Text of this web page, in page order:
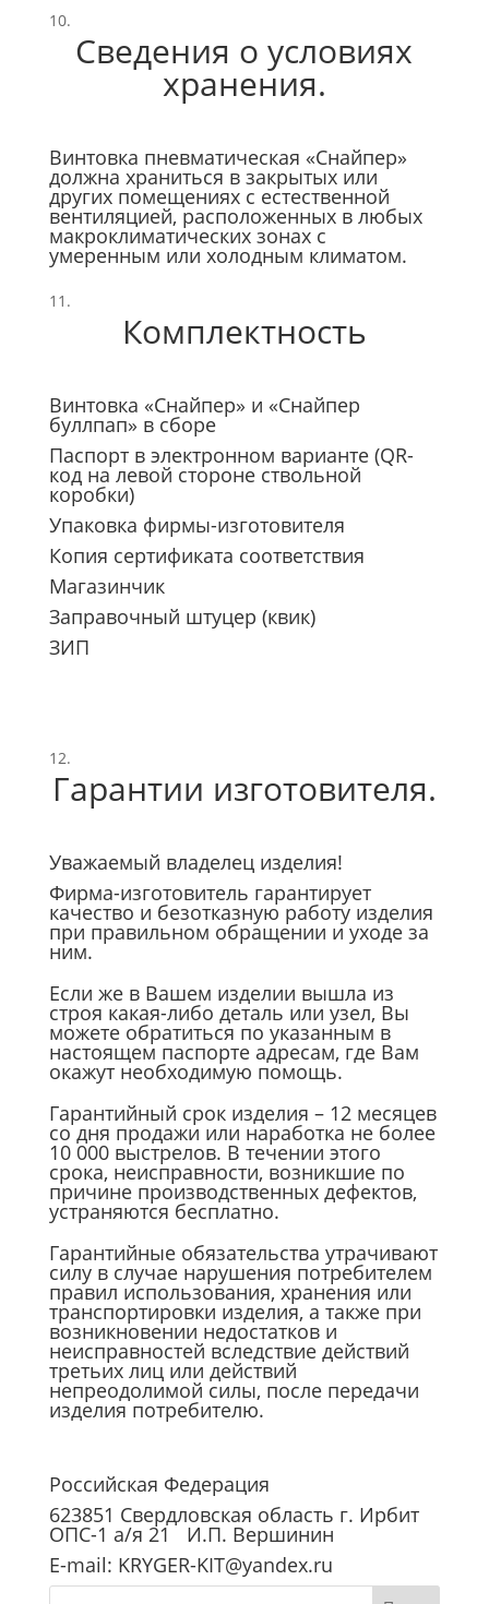
Сведения о условиях
хранения.
Винтовка пневматическая «Снайпер»
должна храниться в закрытых или
других помещениях с естественной
вентиляцией, расположенных в любых
макроклиматических зонах с
умеренным или холодным климатом.
Комплектность
Винтовка «Снайпер» и «Снайпер
буллпап» в сборе
Паспорт в электронном варианте (QR-
код на левой стороне ствольной
коробки)
Упаковка фирмы-изготовителя
Копия сертификата соответствия
Магазинчик
Заправочный штуцер (квик)
ЗИП
Гарантии изготовителя.
Уважаемый владелец изделия!
Фирма-изготовитель гарантирует
качество и безотказную работу изделия
при правильном обращении и уходе за
ним.
Если же в Вашем изделии вышла из
строя какая-либо деталь или узел, Вы
можете обратиться по указанным в
настоящем паспорте адресам, где Вам
окажут необходимую помощь.
Гарантийный срок изделия – 12 месяцев
со дня продажи или наработка не более
10 000 выстрелов. В течении этого
срока, неисправности, возникшие по
причине производственных дефектов,
устраняются бесплатно.
Гарантийные обязательства утрачивают
силу в случае нарушения потребителем
правил использования, хранения или
транспортировки изделия, а также при
возникновении недостатков и
неисправностей вследствие действий
третьих лиц или действий
непреодолимой силы, после передачи
изделия потребителю.
Российская Федерация
623851 Свердловская область г. Ирбит
ОПС-1 а/я 21 И.П. Вершинин
E-mail: KRYGER-KIT@yandex.ru